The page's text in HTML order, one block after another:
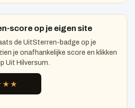
score op je eigen site
de UitSterren-badge op je
je onafhankelijke score en klikken
Uit Hilversum.